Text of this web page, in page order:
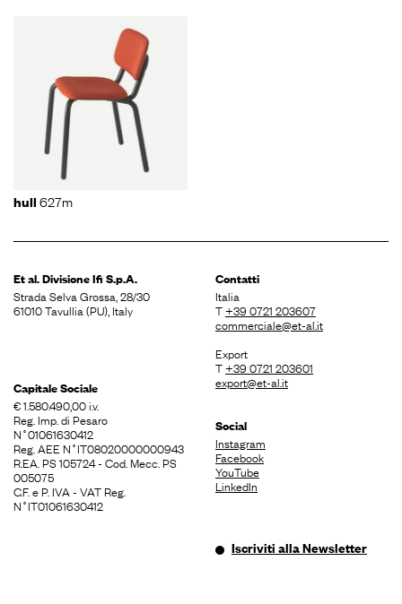
hull627m
Et al. DivisioneIfi S.p.A.
Strada Selva Grossa, 28/30
61010 Tavullia (PU), Italy
Capitale Sociale
€ 1.580.490,00 i.v.
Reg. Imp. di Pesaro
N˚01061630412
Reg. AEE N˚IT08020000000943
R.EA. PS 105724 - Cod. Mecc. PS
005075
C.F. e P. IVA - VAT Reg.
N˚IT01061630412
Contatti
Italia
T+39 0721 203607
commerciale@et-al.it
Export
T+39 0721 203601
export@et-al.it
Social
Instagram
Facebook
YouTube
LinkedIn
Iscriviti alla Newsletter